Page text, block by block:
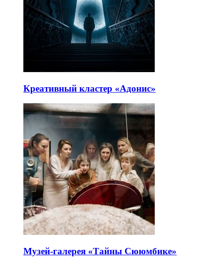
Креативный кластер «Адонис»
Музей-галерея «Тайны Сююмбике»